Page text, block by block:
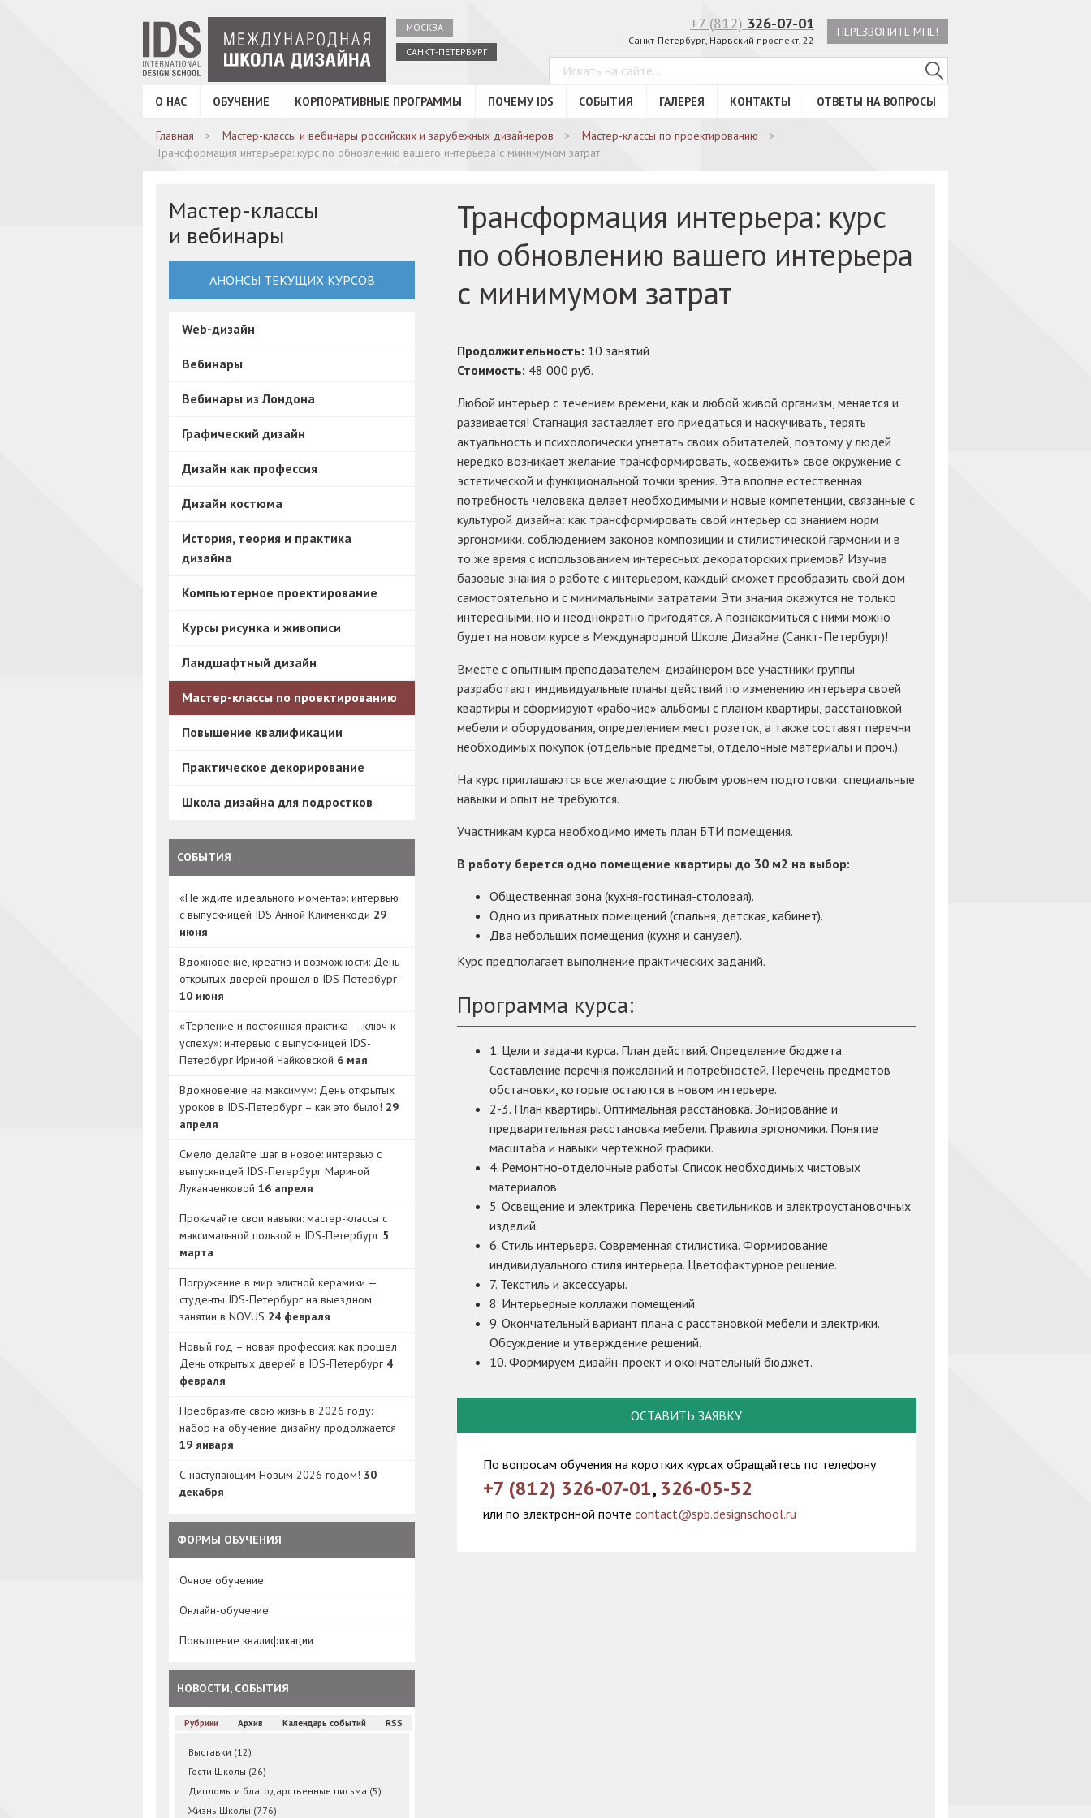
МОСКВА
САНКТ-ПЕТЕРБУРГ
+7 (812) 326-07-01
Санкт-Петербург, Нарвский проспект, 22
ПЕРЕЗВОНИТЕ МНЕ!
О НАС ОБУЧЕНИЕ КОРПОРАТИВНЫЕ ПРОГРАММЫ ПОЧЕМУ IDS СОБЫТИЯ ГАЛЕРЕЯ КОНТАКТЫ ОТВЕТЫ НА ВОПРОСЫ
Главная Мастер-классы и вебинары российских и зарубежных дизайнеров
Мастер-классы по проектированию
Трансформация интерьера: курс по обновлению вашего интерьера с минимумом затрат
Мастер-классы
и вебинары
АНОНСЫ ТЕКУЩИХ КУРСОВ
Web-дизайн
Вебинары
Вебинары из Лондона
Графический дизайн
Дизайн как профессия
Дизайн костюма
История, теория и практика
дизайна
Компьютерное проектирование
Курсы рисунка и живописи
Ландшафтный дизайн
Мастер-классы по проектированию
Повышение квалификации
Практическое декорирование
Школа дизайна для подростков
СОБЫТИЯ
«Не ждите идеального момента»: интервью
с выпускницей IDS Анной Клименкоди 29
июня
Вдохновение, креатив и возможности: День
открытых дверей прошел в IDS-Петербург
10 июня
«Терпение и постоянная практика — ключ к
успеху»: интервью с выпускницей IDS-
Петербург Ириной Чайковской 6 мая
Вдохновение на максимум: День открытых
уроков в IDS-Петербург – как это было! 29
апреля
Смело делайте шаг в новое: интервью с
выпускницей IDS-Петербург Мариной
Луканченковой 16 апреля
Прокачайте свои навыки: мастер-классы с
максимальной пользой в IDS-Петербург 5
марта
Погружение в мир элитной керамики —
студенты IDS-Петербург на выездном
занятии в NOVUS 24 февраля
Новый год – новая профессия: как прошел
День открытых дверей в IDS-Петербург 4
февраля
Преобразите свою жизнь в 2026 году:
набор на обучение дизайну продолжается
19 января
С наступающим Новым 2026 годом! 30
декабря
ФОРМЫ ОБУЧЕНИЯ
Очное обучение
Онлайн-обучение
Повышение квалификации
НОВОСТИ, СОБЫТИЯ
Рубрики Архив Календарь событий RSS
Выставки (12)
Гости Школы (26)
Дипломы и благодарственные письма (5)
Жизнь Школы (776)
Трансформация интерьера: курс
по обновлению вашего интерьера
с минимумом затрат
Продолжительность: 10 занятий
Стоимость: 48 000 руб.
Любой интерьер с течением времени, как и любой живой организм, меняется и
развивается! Стагнация заставляет его приедаться и наскучивать, терять
актуальность и психологически угнетать своих обитателей, поэтому у людей
нередко возникает желание трансформировать, «освежить» свое окружение с
эстетической и функциональной точки зрения. Эта вполне естественная
потребность человека делает необходимыми и новые компетенции, связанные с
культурой дизайна: как трансформировать свой интерьер со знанием норм
эргономики, соблюдением законов композиции и стилистической гармонии и в
то же время с использованием интересных декораторских приемов? Изучив
базовые знания о работе с интерьером, каждый сможет преобразить свой дом
самостоятельно и с минимальными затратами. Эти знания окажутся не только
интересными, но и неоднократно пригодятся. А познакомиться с ними можно
будет на новом курсе в Международной Школе Дизайна (Cанкт-Петербург)!
Вместе с опытным преподавателем-дизайнером все участники группы
разработают индивидуальные планы действий по изменению интерьера своей
квартиры и сформируют «рабочие» альбомы с планом квартиры, расстановкой
мебели и оборудования, определением мест розеток, а также составят перечни
необходимых покупок (отдельные предметы, отделочные материалы и проч.).
На курс приглашаются все желающие с любым уровнем подготовки: специальные
навыки и опыт не требуются.
Участникам курса необходимо иметь план БТИ помещения.
В работу берется одно помещение квартиры до 30 м2 на выбор:
Общественная зона (кухня-гостиная-столовая).
Одно из приватных помещений (спальня, детская, кабинет).
Два небольших помещения (кухня и санузел).
Курс предполагает выполнение практических заданий.
Программа курса:
1. Цели и задачи курса. План действий. Определение бюджета.
Составление перечня пожеланий и потребностей. Перечень предметов
обстановки, которые остаются в новом интерьере.
2-3. План квартиры. Оптимальная расстановка. Зонирование и
предварительная расстановка мебели. Правила эргономики. Понятие
масштаба и навыки чертежной графики.
4. Ремонтно-отделочные работы. Список необходимых чистовых
материалов.
5. Освещение и электрика. Перечень светильников и электроустановочных
изделий.
6. Стиль интерьера. Современная стилистика. Формирование
индивидуального стиля интерьера. Цветофактурное решение.
7. Текстиль и аксессуары.
8. Интерьерные коллажи помещений.
9. Окончательный вариант плана с расстановкой мебели и электрики.
Обсуждение и утверждение решений.
10. Формируем дизайн-проект и окончательный бюджет.
ОСТАВИТЬ ЗАЯВКУ
По вопросам обучения на коротких курсах обращайтесь по телефону
+7 (812) 326-07-01, 326-05-52
или по электронной почте contact@spb.designschool.ru